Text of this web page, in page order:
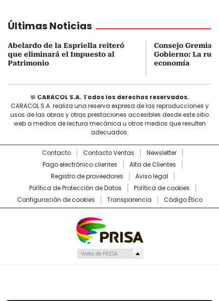
Últimas Noticias
Abelardo de la Espriella reiteró
que eliminará el Impuesto al
Patrimonio
Consejo Gremial
Gobierno: La
economía
© CARACOL S.A. Todos los derechos reservados.
CARACOL S.A. realiza una reserva expresa de las reproducciones y
usos de las obras y otras prestaciones accesibles desde este sitio
web a medios de lectura mecánica u otros medios que resulten
adecuados.
Contacto Contacto Ventas
Newsletter
Pago electrónico clientes
Alta de Clientes
Registro de proveedores
Aviso legal
Política de Protección de Datos
Política de cookies
Configuración de cookies
Transparencia Código Ético